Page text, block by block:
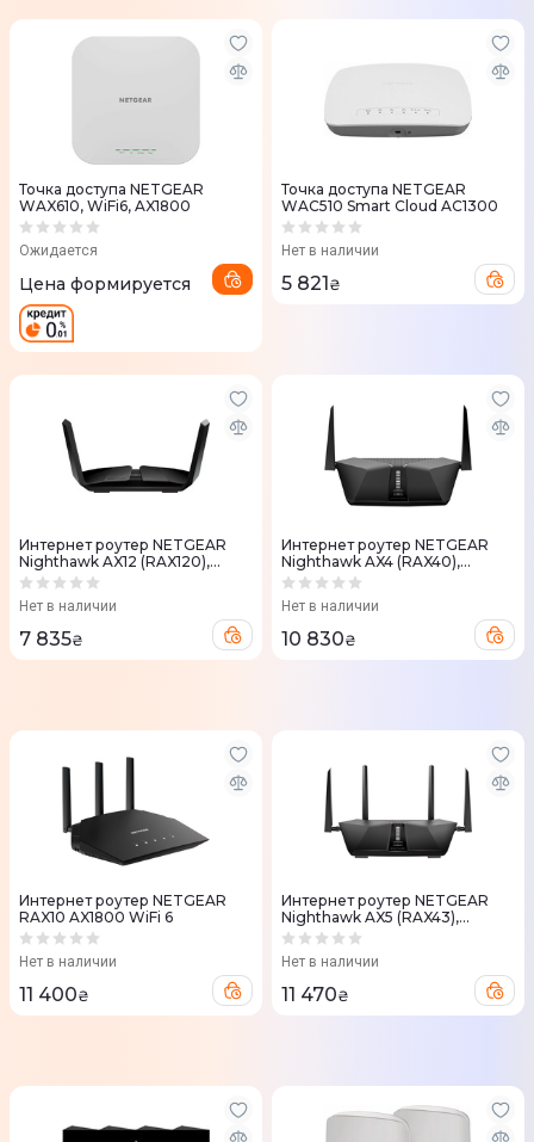
Точка доступа NETGEAR
WAX610, WiFi6, AX1800
Ожидается
Цена формируется
Точка доступа NETGEAR
WAC510 Smart Cloud AC1300
Нет в наличии
5 821₴
Интернет роутер NETGEAR
Nighthawk AX12 (RAX120),
AX6000 WiFi 6
Нет в наличии
7 835₴
Интернет роутер NETGEAR
Nighthawk AX4 (RAX40),
AX3000 WiFi 6
Нет в наличии
10 830₴
Интернет роутер NETGEAR
RAX10 AX1800 WiFi 6
Нет в наличии
11 400₴
Интернет роутер NETGEAR
Nighthawk AX5 (RAX43),
AX4200 WiFi 6
Нет в наличии
11 470₴